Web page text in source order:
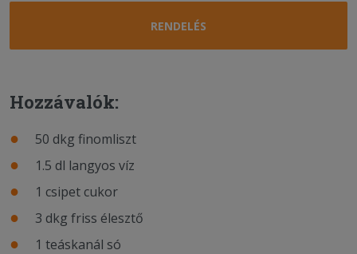
RENDELÉS
Hozzávalók:
50 dkg finomliszt
1.5 dl langyos víz
1 csipet cukor
3 dkg friss élesztő
1 teáskanál só